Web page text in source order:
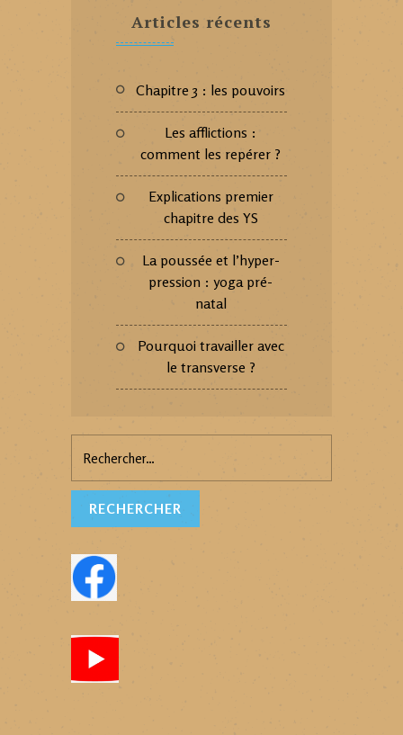
Articles récents
Chapitre 3 : les pouvoirs
Les afflictions :
comment les repérer ?
Explications premier
chapitre des YS
La poussée et l’hyper-
pression : yoga pré-
natal
Pourquoi travailler avec
le transverse ?